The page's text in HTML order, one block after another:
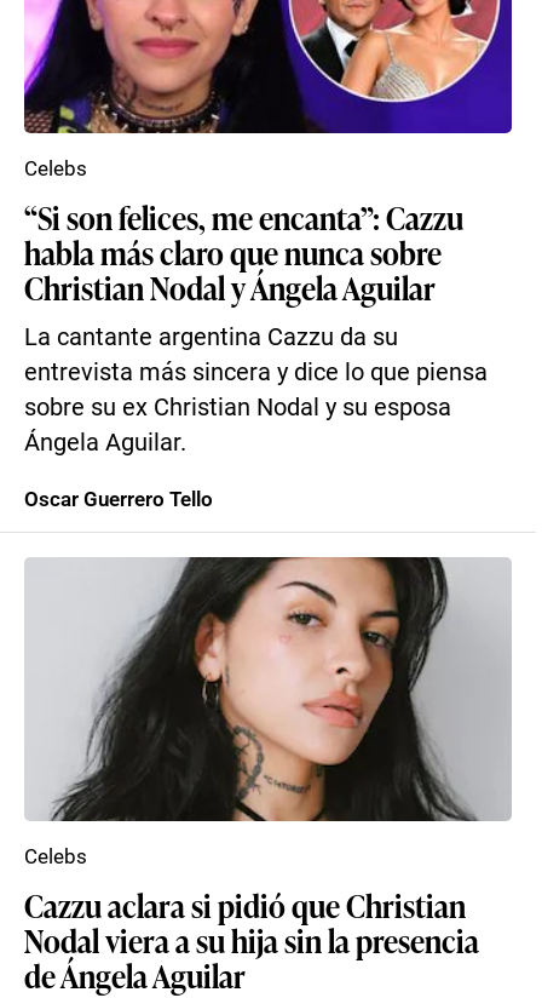
“Si son felices, me encanta”: Cazzu
habla más claro que nunca sobre
Christian Nodal y Ángela Aguilar
La cantante argentina Cazzu da su
entrevista más sincera y dice lo que piensa
sobre su ex Christian Nodal y su esposa
Ángela Aguilar.
Celebs
Oscar Guerrero Tello
Cazzu aclara si pidió que Christian
Nodal viera a su hija sin la presencia
de Ángela Aguilar
Celebs